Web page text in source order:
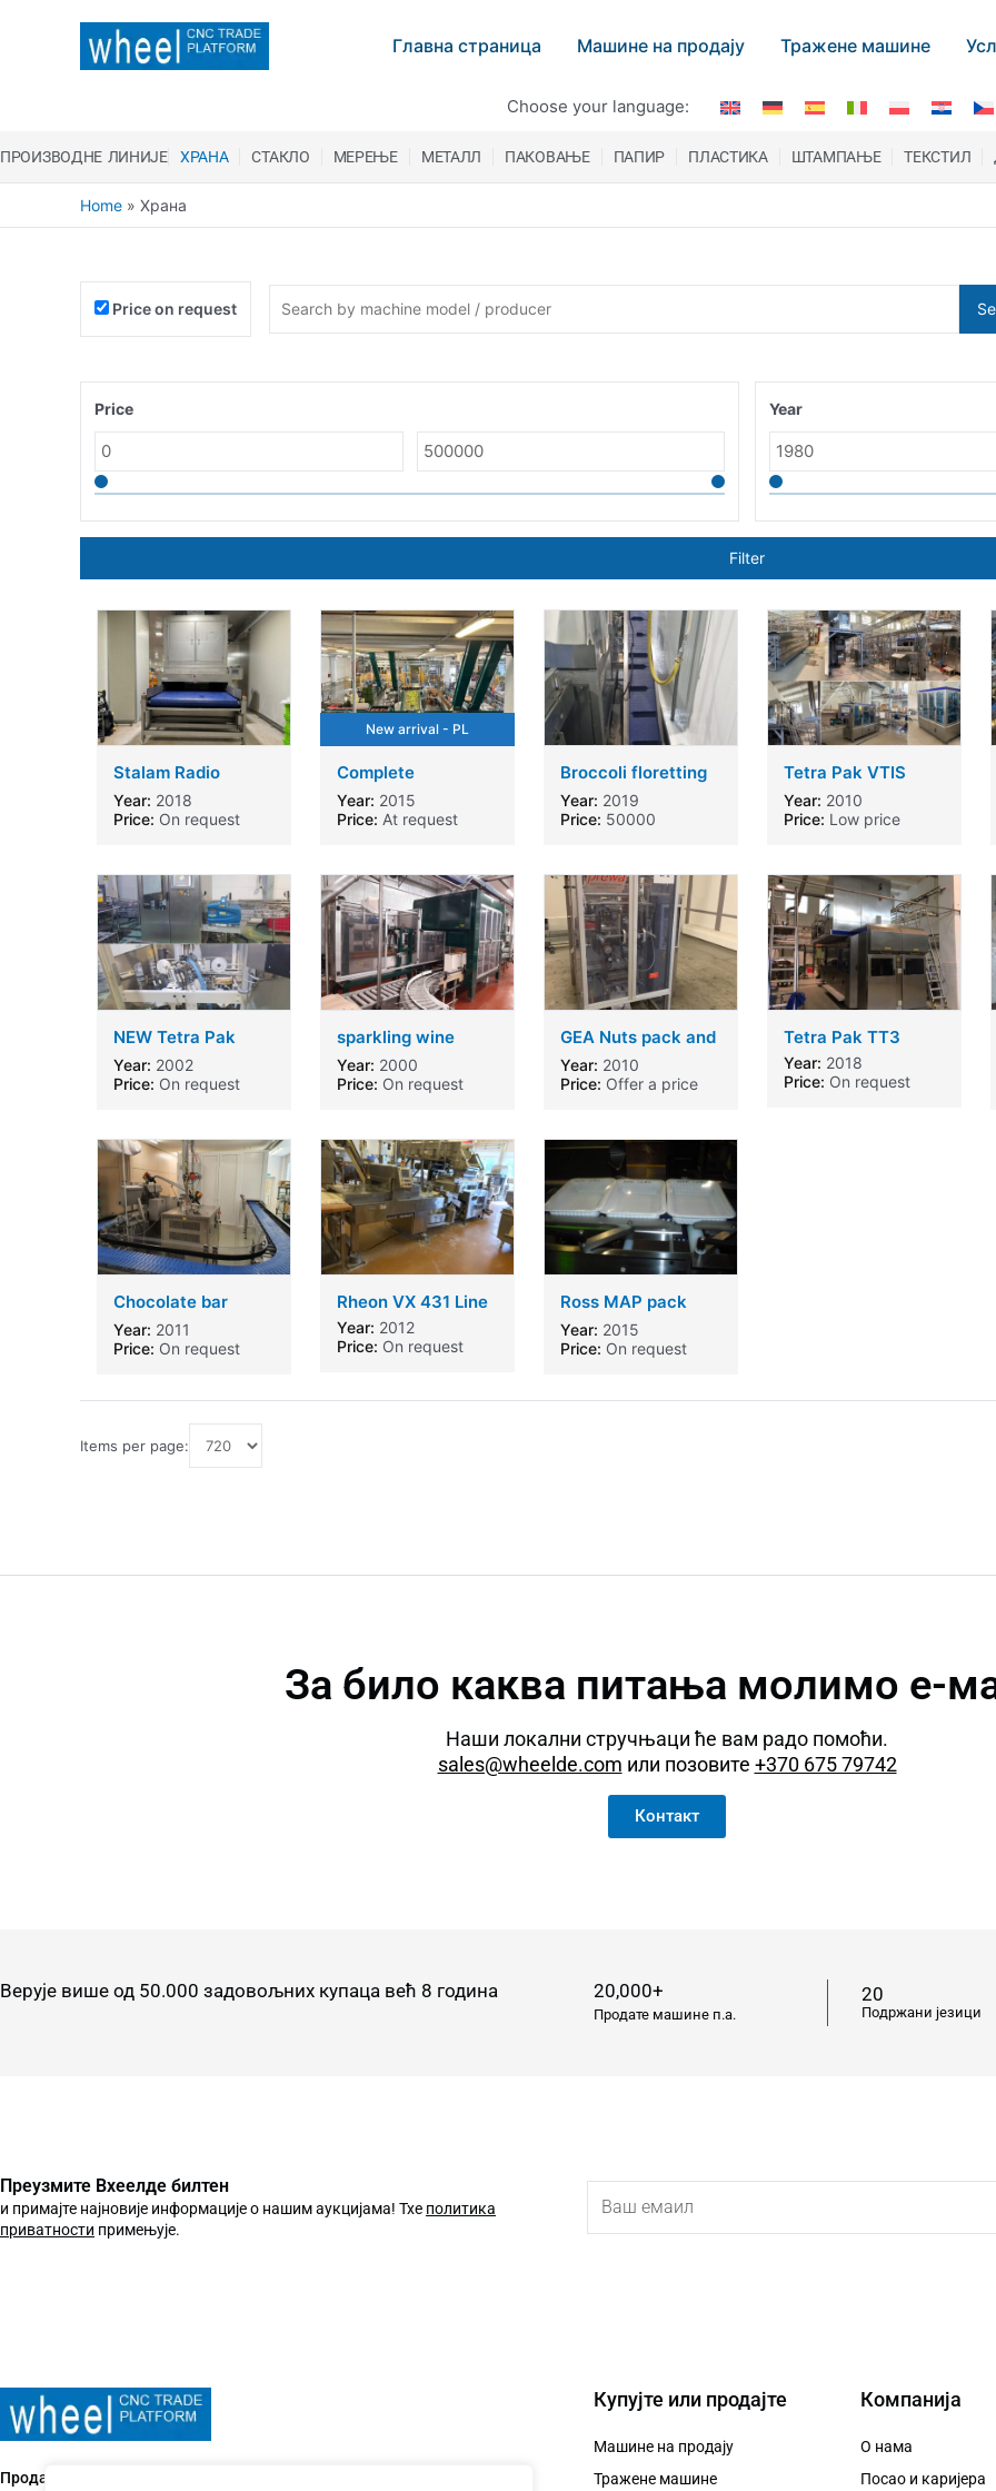
Главна страница Машине на продају Тражене машине
Choose your language:
ПРОИЗВОДНЕ ЛИНИЈЕ ХРАНА CТАКЛО МЕРЕЊЕ МЕТАЛЛ ПАКОВАЊЕ ПАПИР ПЛАСТИКА ШТАМПАЊЕ ТЕКСТИЛ
Home » Храна
Price on request
Price Year
Filter
Stalam Radio
Frequency Thawing
Machine RF85kW
Year: 2018
Price: On request
New arrival - PL
Complete
automatic packing
line for apple
Germany
Year: 2015
Price: At request
Broccoli floretting
machine Silex 1 line
- AIT
Year: 2019
Price: 50000
Tetra Pak VTIS
Aseptic UHT
Year: 2010
Price: Low price
NEW Tetra Pak
Filler TBA19-10V
125S UF115
Year: 2002
Price: On request
sparkling wine
production line
Year: 2000
Price: On request
GEA Nuts pack and
Prewa GEA SX400
Year: 2010
Price: Offer a price
Tetra Pak TT3
Year: 2018
Price: On request
Chocolate bar
casting plant
Year: 2011
Price: On request
Rheon VX 431 Line
Year: 2012
Price: On request
Ross MAP pack
machine
Year: 2015
Price: On request
Items per page:
За било каква питања молимо е-
Наши локални стручњаци ће вам радо помоћи.
sales@wheelde.com или позовите +370 675 79742
Контакт
Верује више од 50.000 задовољних купаца већ 8 година 20,000+
Продате машине п.а.
20
Подржани језици
Преузмите Вхеелде билтен
и примајте најновије информације о нашим аукцијама! Тхе политика
приватности примењује.
Продаја половних производних машина од 2015. године.
Купујте или продајте
Машине на продају
Тражене машине
Компанија
О нама
Посао и каријера